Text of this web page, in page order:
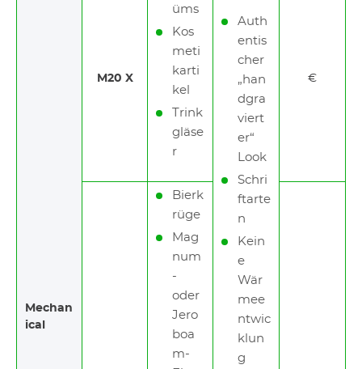
Mechan
ical
M20 X
üms
Kos
meti
karti
kel
Trink
gläse
r
Auth
entis
cher
„han
dgra
viert
er“
Look
Schri
ftarte
n
Kein
e
Wär
mee
ntwic
klun
g
€
Bierk
rüge
Mag
num
-
oder
Jero
boa
m-